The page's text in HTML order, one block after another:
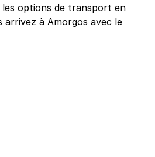
options de transport en
arrivez à Amorgos avec le